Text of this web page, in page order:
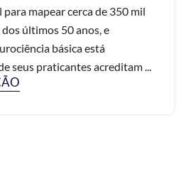
mapear cerca de 350 mil
últimos 50 anos, e
básica está
seus praticantes acreditam ...